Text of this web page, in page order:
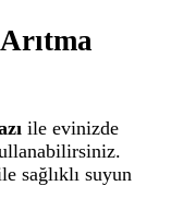
ile evinizde
sağlıklı suyun